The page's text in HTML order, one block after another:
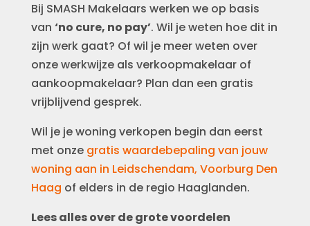
Bij SMASH Makelaars werken we op basis
van ‘no cure, no pay’. Wil je weten hoe dit in
zijn werk gaat? Of wil je meer weten over
onze werkwijze als verkoopmakelaar of
aankoopmakelaar? Plan dan een gratis
vrijblijvend gesprek.
Wil je je woning verkopen begin dan eerst
met onze gratis waardebepaling van jouw
woning aan in Leidschendam, Voorburg Den
Haag of elders in de regio Haaglanden.
Lees alles over de grote voordelen